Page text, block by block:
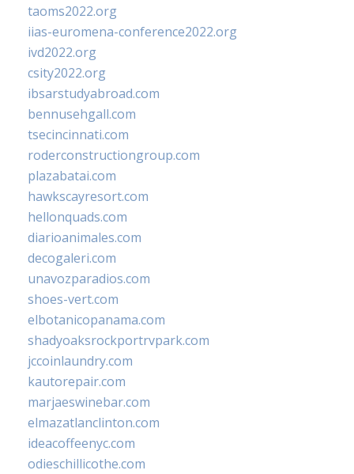
taoms2022.org
iias-euromena-conference2022.org
ivd2022.org
csity2022.org
ibsarstudyabroad.com
bennusehgall.com
tsecincinnati.com
roderconstructiongroup.com
plazabatai.com
hawkscayresort.com
hellonquads.com
diarioanimales.com
decogaleri.com
unavozparadios.com
shoes-vert.com
elbotanicopanama.com
shadyoaksrockportrvpark.com
jccoinlaundry.com
kautorepair.com
marjaeswinebar.com
elmazatlanclinton.com
ideacoffeenyc.com
odieschillicothe.com